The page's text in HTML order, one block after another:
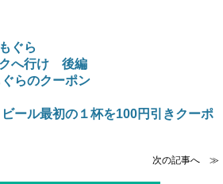
ぐら
クへ行け 後編
らのクーポン
ビール最初の１杯を100円引きクーポ
次の記事へ ≫